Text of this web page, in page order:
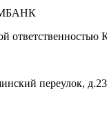
переулок,